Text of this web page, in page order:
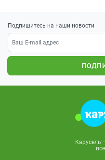
Подпишитесь на наши новости
Карусель